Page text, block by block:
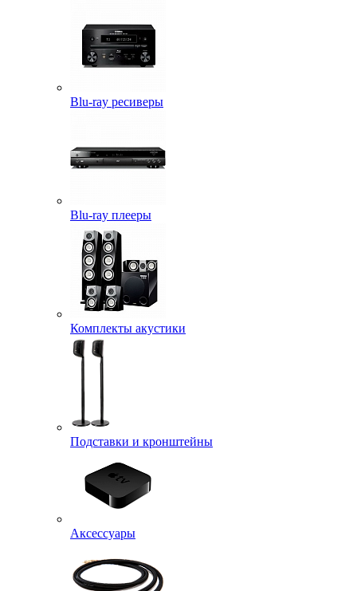
Blu-ray ресиверы
Blu-ray плееры
Комплекты акустики
Подставки и кронштейны
Аксессуары